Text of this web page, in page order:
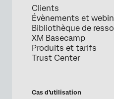
Clients
Évènements et
Bibliothèque de
XM Basecamp
Produits et tarifs
Trust Center
Cas d’utilisation